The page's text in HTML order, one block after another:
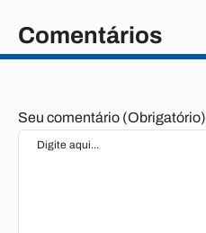
Comentários
Seu comentário (Obrigatório)